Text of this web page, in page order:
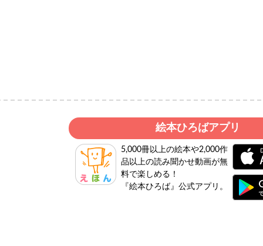
絵本ひろばアプリ
5,000冊以上の絵本や2,000作
品以上の読み聞かせ動画が無
料で楽しめる！
『絵本ひろば』公式アプリ。